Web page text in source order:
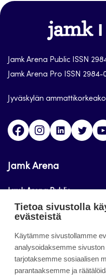
Jamk
Arena
Jamk Arena Public ISSN
Jamk Arena Pro ISSN 2984-
Jyväskylän
FacebookInstagramLinkedin
Jamk Arena
Jamk Arena Public
Jamk Arena Pro
Tietoa sivustosta
Tietoa sivustolla
evästeistä
Käytämme sivustollamme
analysoidaksemme
tarjotaksemme sosiaalisen
parantaaksemme ja